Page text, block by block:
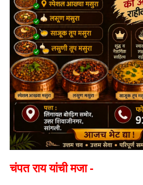
चंपत राय यांची मजा -